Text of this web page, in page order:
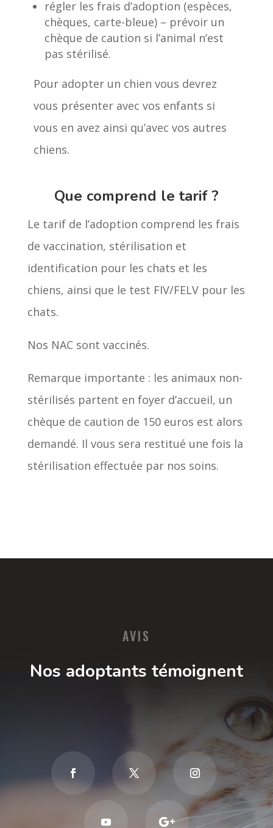
régler les frais d’adoption (espèces,
chèques, carte-bleue) – prévoir un
chèque de caution si l’animal n’est
pas stérilisé.
Pour adopter un chien vous devrez
vous présenter avec vos enfants si
vous en avez ainsi qu’avec vos autres
chiens.
Que comprend le tarif ?
Le tarif de l’adoption comprend les frais
de vaccination, stérilisation et
identification pour les chats et les
chiens, ainsi que le test FIV/FELV pour les
chats.
Nos NAC sont vaccinés.
Remarque importante : les animaux non-
stérilisés partent en foyer d’accueil, un
chèque de caution de 150 euros est alors
demandé. Il vous sera restitué une fois la
stérilisation effectuée par nos soins.
AVIS
Nos adoptants témoignent